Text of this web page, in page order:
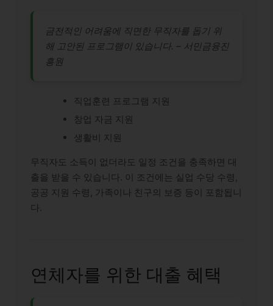
금전적인 어려움에 직면한 무직자를 돕기 위
해 고안된 프로그램이 있습니다. – 서민금융진
흥원
직업훈련 프로그램 지원
창업 자금 지원
생활비 지원
무직자도 소득이 없더라도 일정 조건을 충족하면 대
출을 받을 수 있습니다. 이 조건에는 실업 수당 수령,
공공 지원 수령, 가족이나 친구의 보증 등이 포함됩니
다.
연체자를 위한 대출 혜택